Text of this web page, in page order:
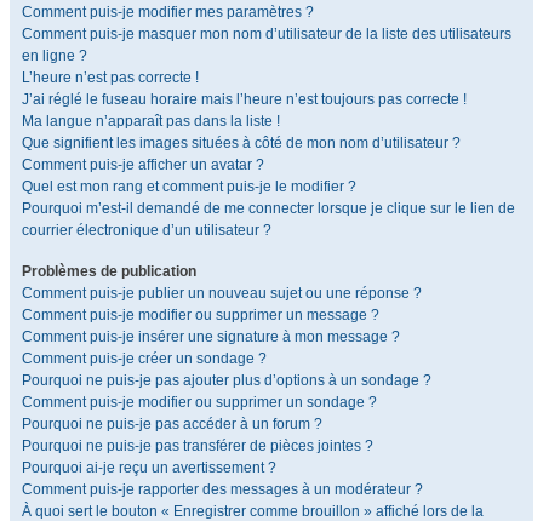
Comment puis-je modifier mes paramètres ?
Comment puis-je masquer mon nom d’utilisateur de la liste des utilisateurs
en ligne ?
L’heure n’est pas correcte !
J’ai réglé le fuseau horaire mais l’heure n’est toujours pas correcte !
Ma langue n’apparaît pas dans la liste !
Que signifient les images situées à côté de mon nom d’utilisateur ?
Comment puis-je afficher un avatar ?
Quel est mon rang et comment puis-je le modifier ?
Pourquoi m’est-il demandé de me connecter lorsque je clique sur le lien de
courrier électronique d’un utilisateur ?
Problèmes de publication
Comment puis-je publier un nouveau sujet ou une réponse ?
Comment puis-je modifier ou supprimer un message ?
Comment puis-je insérer une signature à mon message ?
Comment puis-je créer un sondage ?
Pourquoi ne puis-je pas ajouter plus d’options à un sondage ?
Comment puis-je modifier ou supprimer un sondage ?
Pourquoi ne puis-je pas accéder à un forum ?
Pourquoi ne puis-je pas transférer de pièces jointes ?
Pourquoi ai-je reçu un avertissement ?
Comment puis-je rapporter des messages à un modérateur ?
À quoi sert le bouton « Enregistrer comme brouillon » affiché lors de la